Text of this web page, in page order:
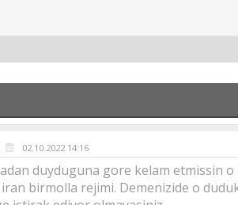
02.10.2022 14:16
duyduguna gore kelam etmissin
birmolla rejimi. Demenizide o